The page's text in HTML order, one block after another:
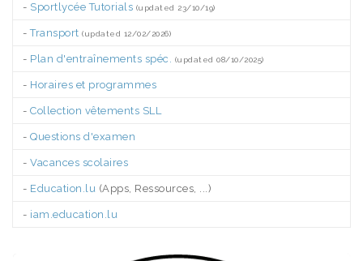
- Sportlycée Tutorials (updated 23/10/19)
-Transport (updated 12/02/2026)
- Plan d'entraînements spéc. (updated 08/10/2025)
- Horaires et programmes
- Collection vêtements SLL
- Questions d'examen
- Vacances scolaires
- Education.lu (Apps, Ressources, ...)
- iam.education.lu